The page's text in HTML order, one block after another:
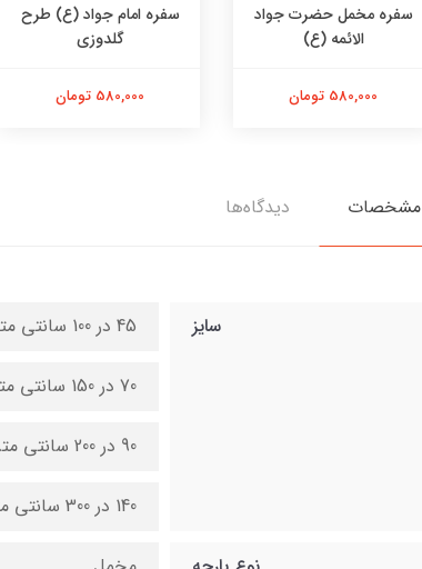
سفره مخمل حضرت جواد
الائمه (ع)
580,000 تومان
سفره امام جواد (ع) طرح
گلدوزی
580,000 تومان
مشخصات دیدگاه‌ها
سایز 45 در 100 سانتی متر
70 در 150 سانتی متر
90 در 200 سانتی متر
140 در 300 سانتی متر